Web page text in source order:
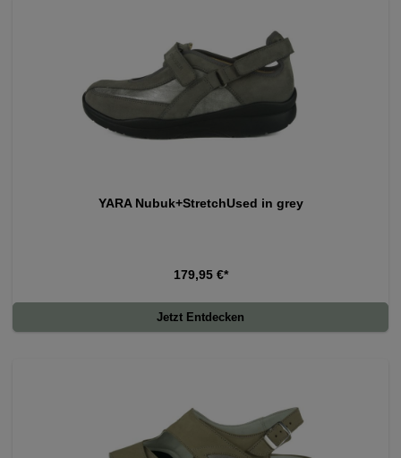
YARA Nubuk+StretchUsed in grey
179,95 €*
Jetzt Entdecken